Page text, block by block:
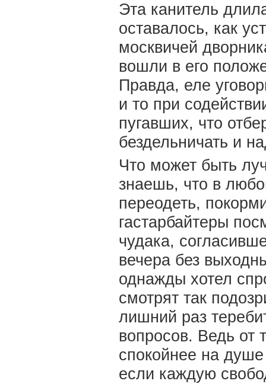
Эта канитель
оставалось, как
москвичей
вошли в его
Правда, еле
и то при
пугавших, что
бездельничать и
Что может быть
знаешь, что в
переодеть,
гастарбайтеры
чудака,
вечера без
однажды хотел
смотрят так
лишний раз
вопросов. Ведь от
спокойнее на душе
если каждую